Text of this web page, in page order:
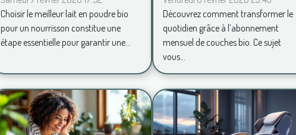
votre bébé?
Choisir le meilleur lait en poudre bio
pour un nourrisson constitue une
étape essentielle pour garantir une...
abonnement
mensuel
Découvrez comment transformer le
quotidien grâce à l’abonnement
mensuel de couches bio. Ce sujet
vous...